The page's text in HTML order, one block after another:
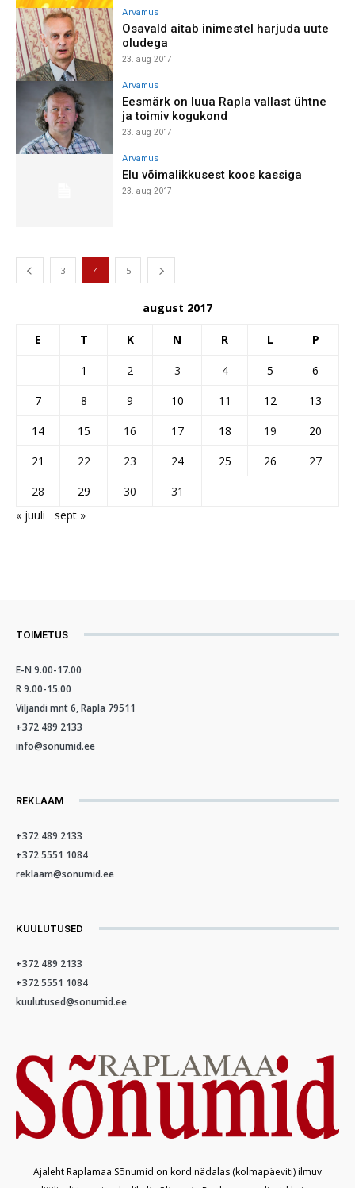
Arvamus
Osavald aitab inimestel harjuda uute
oludega
23. aug 2017
Arvamus
Eesmärk on luua Rapla vallast ühtne
ja toimiv kogukond
23. aug 2017
Arvamus
Elu võimalikkusest koos kassiga
23. aug 2017
3 4 5
august 2017
E T K N R L P
1 2 3 4 5
6
7
8 9 10 11 12
13
14
15 16 17 18 19
20
21
22 23 24 25 26
27
28
29 30
31
« juuli
sept »
TOIMETUS
E-N 9.00-17.00
R 9.00-15.00
Viljandi mnt 6, Rapla 79511
+372 489 2133
info@sonumid.ee
REKLAAM
+372 489 2133
+372 5551 1084
reklaam@sonumid.ee
KUULUTUSED
+372 489 2133
+372 5551 1084
kuulutused@sonumid.ee
Ajaleht Raplamaa Sõnumid on kord nädalas (kolmapäeviti) ilmuv